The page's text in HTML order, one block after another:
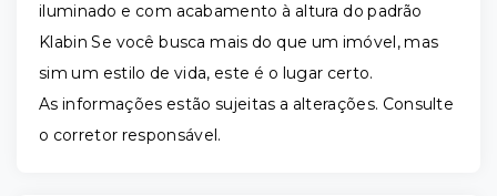
iluminado e com acabamento à altura do padrão
Klabin Se você busca mais do que um imóvel, mas
sim um estilo de vida, este é o lugar certo.
As informações estão sujeitas a alterações. Consulte
o corretor responsável.